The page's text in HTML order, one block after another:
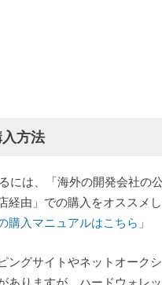
方法
には、「海外の開発会社の公
経由」での購入をオススメし
購入マニュアルはこちら 」
ングサイトやネットオーク
ありますが、ハードウォレ